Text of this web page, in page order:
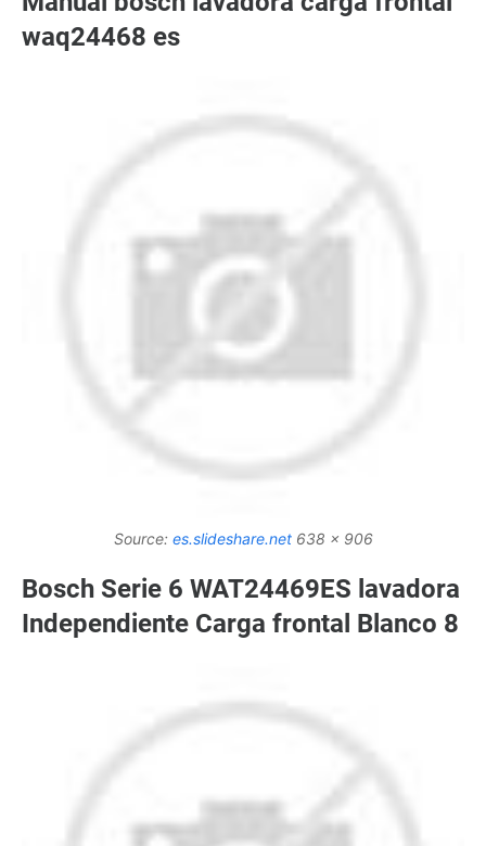
waq24468 es
Source: es.slideshare.net638 x 906
Bosch Serie 6 WAT24469ES lavadora
Independiente Carga frontal Blanco 8